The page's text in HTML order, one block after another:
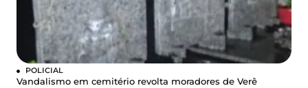
POLICIAL
Vandalismo em cemitério revolta moradores de Verê